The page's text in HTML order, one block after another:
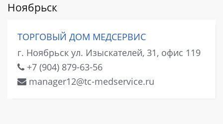
Ноябрьск
ТОРГОВЫЙ ДОМ МЕДСЕРВИС
г. Ноябрьск ул. Изыскателей, 31, офис 119
+7 (904) 879-63-56
manager12@tc-medservice.ru